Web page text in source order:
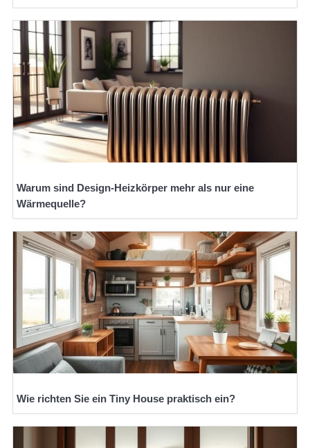
Warum sind Design-Heizkörper mehr als nur eine
Wärmequelle?
Wie richten Sie ein Tiny House praktisch ein?